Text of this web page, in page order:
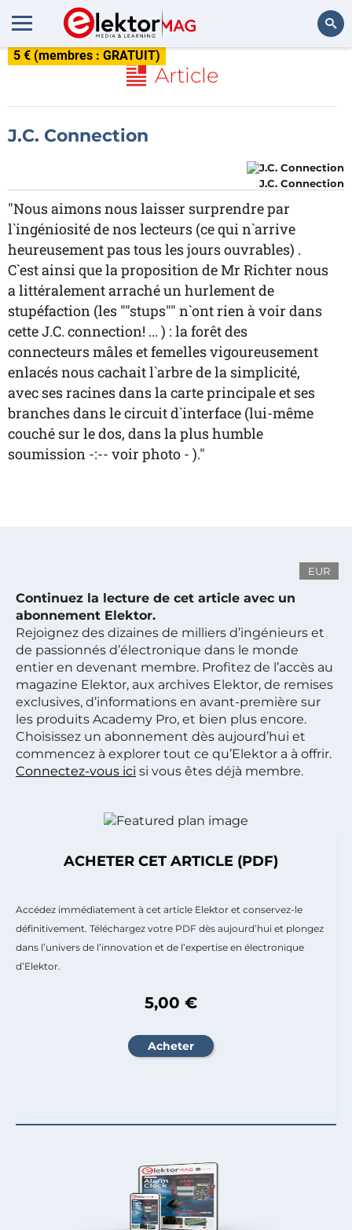
5 € (membres : GRATUIT)
Article
J.C. Connection
J.C. Connection
"Nous aimons nous laisser surprendre par
l`ingéniosité de nos lecteurs (ce qui n`arrive
heureusement pas tous les jours ouvrables) .
C`est ainsi que la proposition de Mr Richter nous
a littéralement arraché un hurlement de
stupéfaction (les ""stups"" n`ont rien à voir dans
cette J.C. connection! ... ) : la forêt des
connecteurs mâles et femelles vigoureusement
enlacés nous cachait l`arbre de la simplicité,
avec ses racines dans la carte principale et ses
branches dans le circuit d`interface (lui-même
couché sur le dos, dans la plus humble
soumission -:-- voir photo - )."
EUR
Continuez la lecture de cet article avec un
abonnement Elektor.
Rejoignez des dizaines de milliers d’ingénieurs et
de passionnés d’électronique dans le monde
entier en devenant membre. Profitez de l’accès au
magazine Elektor, aux archives Elektor, de remises
exclusives, d’informations en avant-première sur
les produits Academy Pro, et bien plus encore.
Choisissez un abonnement dès aujourd’hui et
commencez à explorer tout ce qu’Elektor a à offrir.
Connectez-vous ici si vous êtes déjà membre.
ACHETER CET ARTICLE (PDF)
Accédez immédiatement à cet article Elektor et conservez-le
définitivement. Téléchargez votre PDF dès aujourd’hui et plongez
dans l’univers de l’innovation et de l’expertise en électronique
d’Elektor.
5,00 €